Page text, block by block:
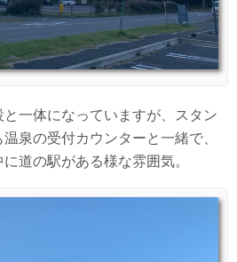
一体になっていますが、スタン
泉の受付カウンターと一緒で、
道の駅がある様な雰囲気。